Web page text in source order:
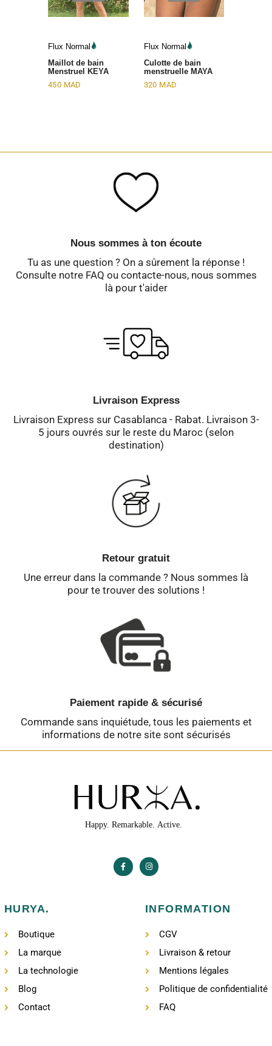
Flux Normal
Maillot de bain
Menstruel KEYA
450 MAD
Flux Normal
Culotte de bain
menstruelle MAYA
320 MAD
Nous sommes à ton écoute
Tu as une question ? On a sûrement la réponse !
Consulte notre FAQ ou contacte-nous, nous sommes
là pour t'aider
Livraison Express
Livraison Express sur Casablanca - Rabat. Livraison 3-
5 jours ouvrés sur le reste du Maroc (selon
destination)
Retour gratuit
Une erreur dans la commande ? Nous sommes là
pour te trouver des solutions !
Paiement rapide & sécurisé
Commande sans inquiétude, tous les paiements et
informations de notre site sont sécurisés
HURYA.
Boutique
La marque
La technologie
Blog
Contact
INFORMATION
CGV
Livraison & retour
Mentions légales
Politique de confidentialité
FAQ